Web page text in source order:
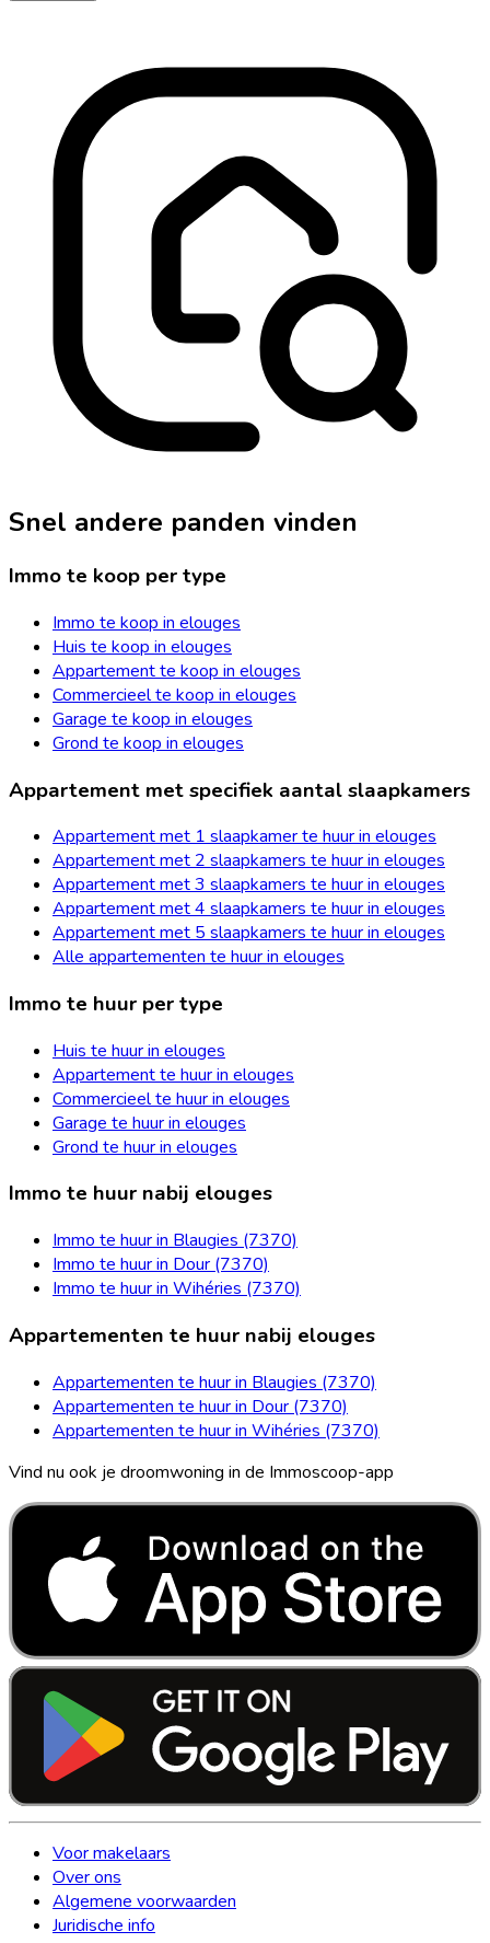
Snel andere panden vinden
Immo te koop per type
Immo te koop in elouges
Huis te koop in elouges
Appartement te koop in elouges
Commercieel te koop in elouges
Garage te koop in elouges
Grond te koop in elouges
Appartement met specifiek aantal slaapkamers
Appartement met 1 slaapkamer te huur in elouges
Appartement met 2 slaapkamers te huur in elouges
Appartement met 3 slaapkamers te huur in elouges
Appartement met 4 slaapkamers te huur in elouges
Appartement met 5 slaapkamers te huur in elouges
Alle appartementen te huur in elouges
Immo te huur per type
Huis te huur in elouges
Appartement te huur in elouges
Commercieel te huur in elouges
Garage te huur in elouges
Grond te huur in elouges
Immo te huur nabij elouges
Immo te huur in Blaugies (7370)
Immo te huur in Dour (7370)
Immo te huur in Wihéries (7370)
Appartementen te huur nabij elouges
Appartementen te huur in Blaugies (7370)
Appartementen te huur in Dour (7370)
Appartementen te huur in Wihéries (7370)
Vind nu ook je droomwoning in de Immoscoop-app
Voor makelaars
Over ons
Algemene voorwaarden
Juridische info